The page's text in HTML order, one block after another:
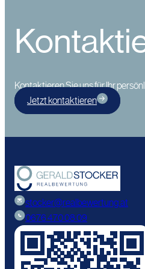
Kontaktieren Sie uns für Ihr
Jetzt kontaktieren
stocker@realbewertung.at
0676 470 08 09